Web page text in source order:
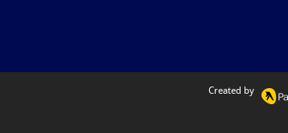
Created by